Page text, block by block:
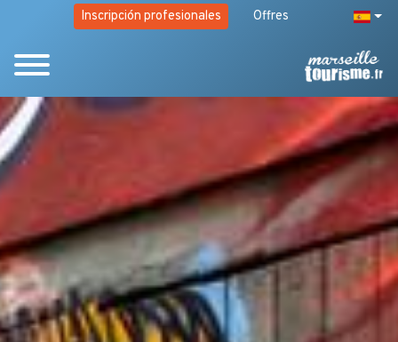
Inscripción profesionales Offres